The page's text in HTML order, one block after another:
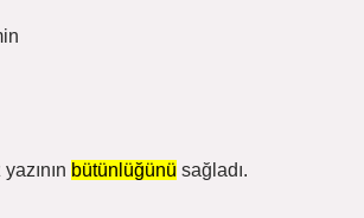
bütünlüğünü sağladı.